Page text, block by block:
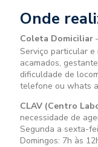
Onde
Coleta Domiciliar
Serviço particular e
acamados,
dificuldade de
telefone ou whats
CLAV (Centro
necessidade de
Segunda a sexta-
Domingos: 7h às